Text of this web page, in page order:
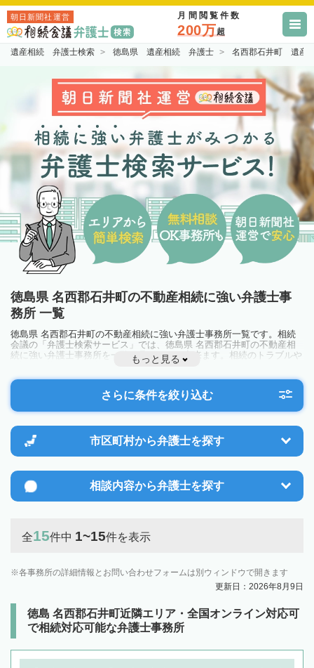
朝日新聞社運営 月間閲覧件数
200万超
遺産相続 弁護士検索 徳島県 遺産相続 弁護士 名西郡石井町 遺産
徳島県 名西郡石井町の不動産相続に強い弁護士事
務所 一覧
徳島県 名西郡石井町の不動産相続に強い弁護士事務所一覧です。相続
会議の「弁護士検索サービス」では、徳島県 名西郡石井町の不動産相
続に強い弁護士事務所を一覧で見ることが出来ます。相続のトラブルや
お悩みを抱えている方は一度近隣の弁護士に相談してみましょう。
もっと見る
さらに条件を絞り込む
市区町村から弁護士を探す
相談内容から弁護士を探す
全15件中 1~15件を表示
各事務所の詳細情報とお問い合わせフォームは別ウィンドウで開きます
更新日：2026年8月9日
徳島 名西郡石井町近隣エリア・全国オンライン対応可
で相続対応可能な弁護士事務所